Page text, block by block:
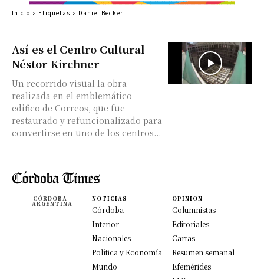
Así es el Centro Cultural
Néstor Kirchner
Un recorrido visual la obra
realizada en el emblemático
edifico de Correos, que fue
restaurado y refuncionalizado para
convertirse en uno de los centros...
Inicio Etiquetas Daniel Becker
CÓRDOBA -
ARGENTINA
NOTICIAS
Córdoba
Interior
Nacionales
Política y Economía
Mundo
OPINION
Columnistas
Editoriales
Cartas
Resumen semanal
Efemérides